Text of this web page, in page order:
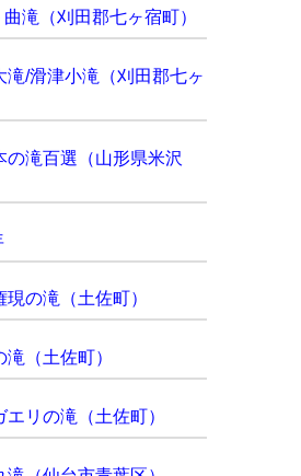
滝（刈田郡七ヶ宿町）
滝/滑津小滝（刈田郡七ヶ
の滝百選（山形県米沢
の滝（土佐町）
（土佐町）
リの滝（土佐町）